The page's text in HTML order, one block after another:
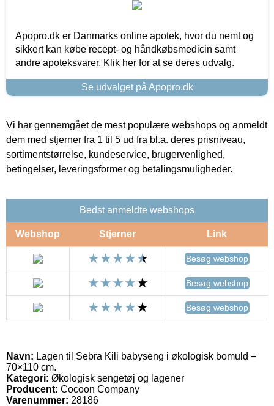
Apopro.dk er Danmarks online apotek, hvor du nemt og
sikkert kan købe recept- og håndkøbsmedicin samt
andre apoteksvarer. Klik her for at se deres udvalg.
Se udvalget på Apopro.dk
Vi har gennemgået de mest populære webshops og anmeldt
dem med stjerner fra 1 til 5 ud fra bl.a. deres prisniveau,
sortimentstørrelse, kundeservice, brugervenlighed,
betingelser, leveringsformer og betalingsmuligheder.
Bedst anmeldte webshops
Webshop Stjerner Link
Besøg webshop
Besøg webshop
Besøg webshop
Navn: Lagen til Sebra Kili babyseng i økologisk bomuld –
70×110 cm.
Kategori: Økologisk sengetøj og lagener
Producent: Cocoon Company
Varenummer: 28186